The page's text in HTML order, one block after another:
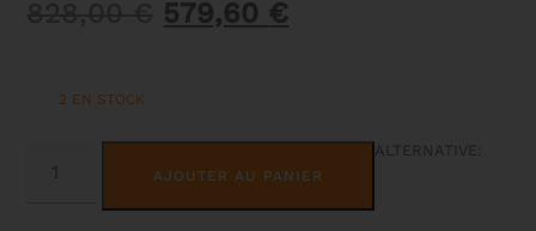
Le
828,00 €.
579,60 €Le
579,60 €.
2 EN STOCK
QUANTITÉ
AJOUTER AU PANIER
ALTERNATIVE: